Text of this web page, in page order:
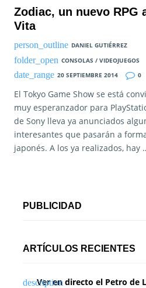
Zodiac, un nuevo RPG
Vita
DANIEL GUTIÉRREZ
CONSOLAS / VIDEOJUEGOS
20 SEPTIEMBRE 2014
0
El Tokyo Game Show se está
muy esperanzador para
de Sony lleva ya anunciados
interesantes que pasarán a
japonés. A los ya realizados, hay
PUBLICIDAD
ARTÍCULOS RECIENTES
Ver en directo el Petro de